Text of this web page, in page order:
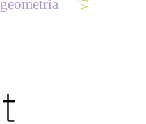
geometría